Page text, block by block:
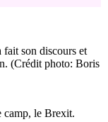
son discours et
(Crédit photo: Boris
camp, le Brexit.